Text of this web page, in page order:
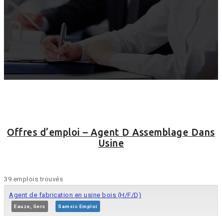
Offres d’emploi – Agent D Assemblage Dans
Usine
39 emplois trouvés
Agent de fabrication en usine bois (H/F/D)
Eauze, Gers Samsic Emploi